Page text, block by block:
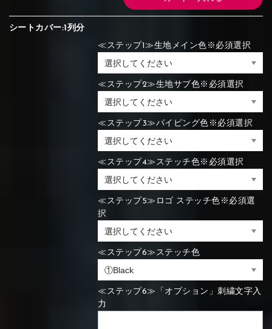
シートカバー:1列分
≪ステップ1≫生地メイン色※必須選択
≪ステップ2≫生地サブ色※必須選択
≪ステップ3≫パイピング色※必須選択
≪ステップ4≫ステッチ色※必須選択
≪ステップ5≫ロゴ ステッチ色※必須選
択
≪ステップ6≫ステッチ色
≪ステップ6≫「オプション」刺繍文字入
力